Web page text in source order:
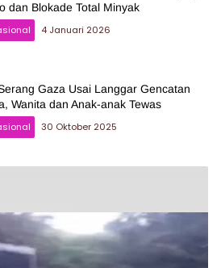
dan Blokade Total Minyak
4 Januari 2026
Gaza Usai Langgar Gencatan
Wanita dan Anak-anak Tewas
30 Oktober 2025